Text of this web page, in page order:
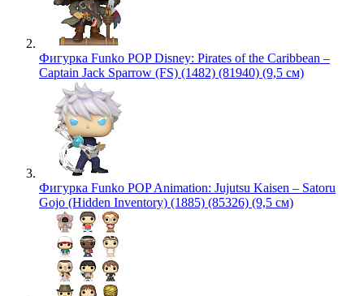
Фигурка Funko POP Disney: Pirates of the Caribbean –
Captain Jack Sparrow (FS) (1482) (81940) (9,5 см)
Фигурка Funko POP Animation: Jujutsu Kaisen – Satoru
Gojo (Hidden Inventory) (1885) (85326) (9,5 см)